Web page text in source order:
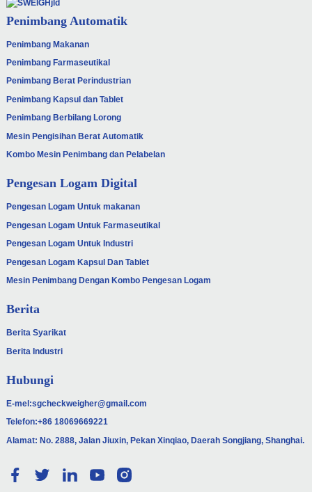
Penimbang Automatik
Penimbang Makanan
Penimbang Farmaseutikal
Penimbang Berat Perindustrian
Penimbang Kapsul dan Tablet
Penimbang Berbilang Lorong
Mesin Pengisihan Berat Automatik
Kombo Mesin Penimbang dan Pelabelan
Pengesan Logam Digital
Pengesan Logam Untuk makanan
Pengesan Logam Untuk Farmaseutikal
Pengesan Logam Untuk Industri
Pengesan Logam Kapsul Dan Tablet
Mesin Penimbang Dengan Kombo Pengesan Logam
Berita
Berita Syarikat
Berita Industri
Hubungi
E-mel:sgcheckweigher@gmail.com
Telefon:+86 18069669221
Alamat: No. 2888, Jalan Jiuxin, Pekan Xinqiao, Daerah Songjiang, Shanghai.